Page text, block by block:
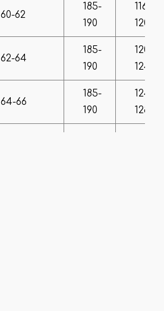
60-62
185-
190
116-
120
62-64
185-
190
120-
124
64-66
185-
190
124-
128